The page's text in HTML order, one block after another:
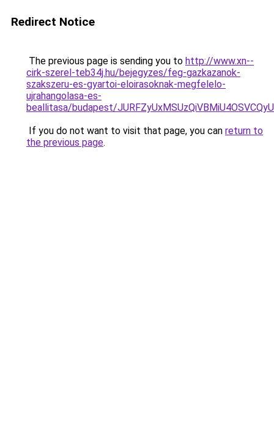
Redirect Notice
The previous page is sending you to http://www.xn--
cirk-szerel-teb34j.hu/bejegyzes/feg-gazkazanok-
szakszeru-es-gyartoi-eloirasoknak-megfelelo-
ujrahangolasa-es-
beallitasa/budapest/
If you do not want to visit that page, you can return to
the previous page.